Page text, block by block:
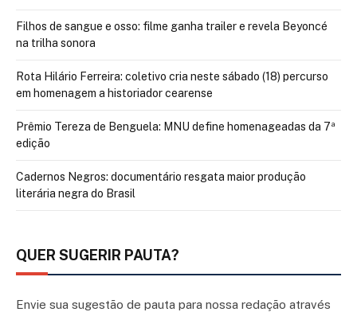
Filhos de sangue e osso: filme ganha trailer e revela Beyoncé
na trilha sonora
Rota Hilário Ferreira: coletivo cria neste sábado (18) percurso
em homenagem a historiador cearense
Prêmio Tereza de Benguela: MNU define homenageadas da 7ª
edição
Cadernos Negros: documentário resgata maior produção
literária negra do Brasil
QUER SUGERIR PAUTA?
Envie sua sugestão de pauta para nossa redação através